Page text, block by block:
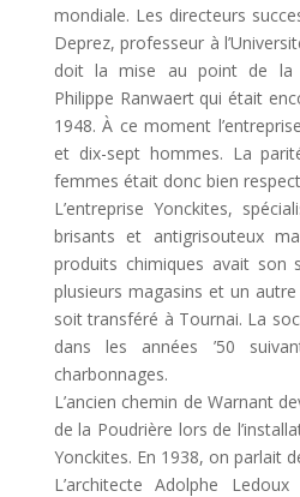
mondiale. Les directeurs
Deprez, professeur à
doit la mise au point de la
Philippe Ranwaert qui était
1948. À ce moment
et dix-sept hommes. La
femmes était donc bien
L’entreprise Yonckites,
brisants et antigrisouteux
produits chimiques avait son
plusieurs magasins et un autre
soit transféré à Tournai. La
dans les années ’50
charbonnages.
L’ancien chemin de Warnant
de la Poudrière lors de
Yonckites. En 1938, on parlait
L’architecte Adolphe